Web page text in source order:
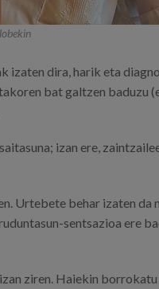
dira, harik eta
bat galtzen baduzu
izan ere,
Urtebete behar izaten da
sentsazioa ere
ziren. Haiekin borrokatu